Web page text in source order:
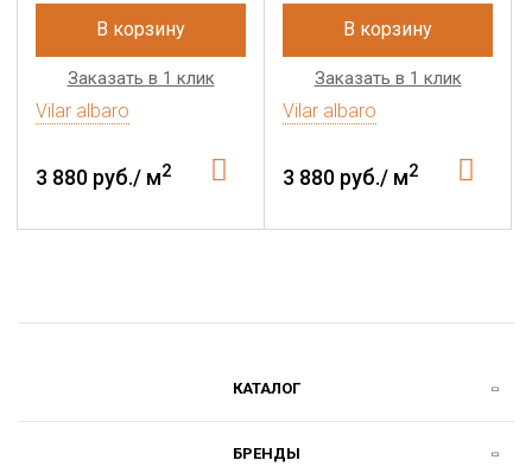
В корзину
Заказать в 1 клик
Vilar albaro
3 880 руб./ м2
В корзину
Заказать в 1 клик
Vilar albaro
3 880 руб./ м2
КАТАЛОГ
БРЕНДЫ